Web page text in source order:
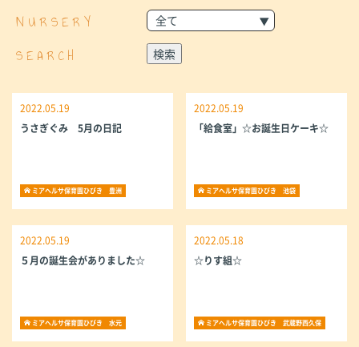
NURSERY
SEARCH
2022.05.19
うさぎぐみ 5月の日記
ミアヘルサ保育園ひびき 豊洲
2022.05.19
「給食室」☆お誕生日ケーキ☆
ミアヘルサ保育園ひびき 池袋
2022.05.19
５月の誕生会がありました☆
ミアヘルサ保育園ひびき 水元
2022.05.18
☆りす組☆
ミアヘルサ保育園ひびき 武蔵野西久保